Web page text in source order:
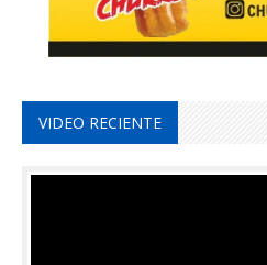
VIDEO RECIENTE